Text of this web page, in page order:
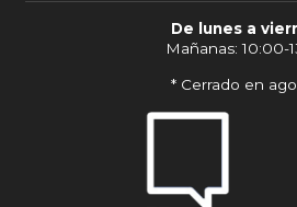
De lunes a
Mañanas: 10:00-
* Cerrado en